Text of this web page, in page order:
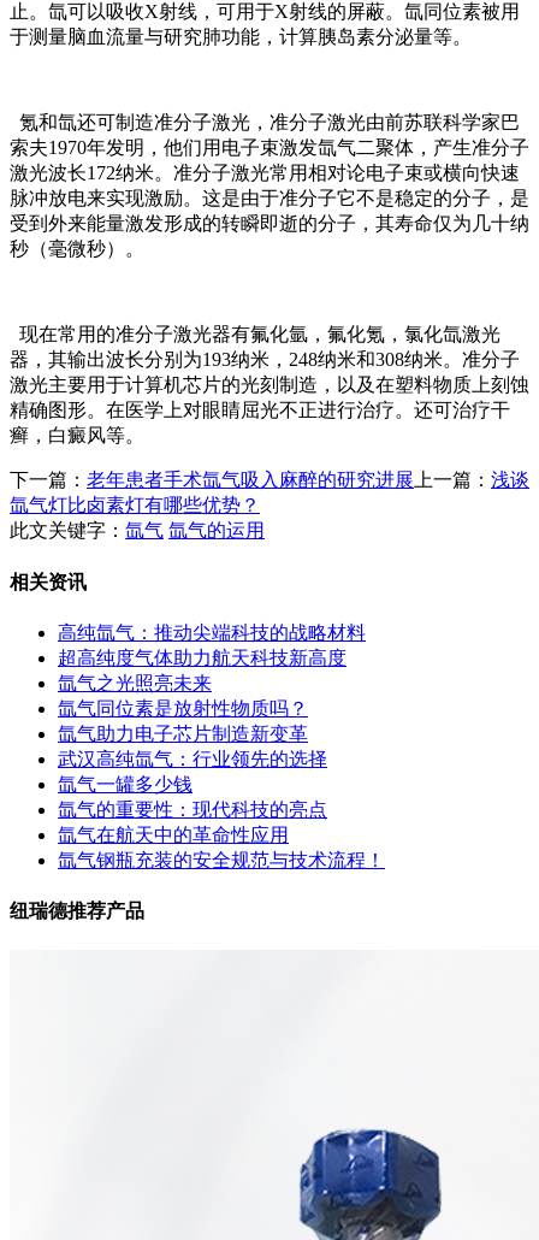
止。氙可以吸收X射线，可用于X射线的屏蔽。氙同位素被用
于测量脑血流量与研究肺功能，计算胰岛素分泌量等。
氪和氙还可制造准分子激光，准分子激光由前苏联科学家巴
索夫1970年发明，他们用电子束激发氙气二聚体，产生准分子
激光波长172纳米。准分子激光常用相对论电子束或横向快速
脉冲放电来实现激励。这是由于准分子它不是稳定的分子，是
受到外来能量激发形成的转瞬即逝的分子，其寿命仅为几十纳
秒（毫微秒）。
现在常用的准分子激光器有氟化氩，氟化氪，氯化氙激光
器，其输出波长分别为193纳米，248纳米和308纳米。准分子
激光主要用于计算机芯片的光刻制造，以及在塑料物质上刻蚀
精确图形。在医学上对眼睛屈光不正进行治疗。还可治疗干
癣，白癜风等。
下一篇： 老年患者手术氙气吸入麻醉的研究进展 上一篇： 浅谈
氙气灯比卤素灯有哪些优势？
此文关键字： 氙气 氙气的运用
相关资讯
高纯氙气：推动尖端科技的战略材料
超高纯度气体助力航天科技新高度
氙气之光照亮未来
氙气同位素是放射性物质吗？
氙气助力电子芯片制造新变革
武汉高纯氙气：行业领先的选择
氙气一罐多少钱
氙气的重要性：现代科技的亮点
氙气在航天中的革命性应用
氙气钢瓶充装的安全规范与技术流程！
纽瑞德推荐产品